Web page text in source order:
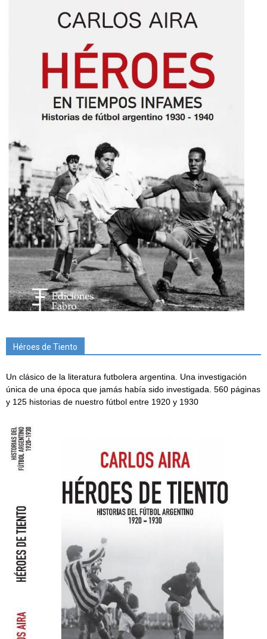
Héroes de Tiento
Un clásico de la literatura futbolera argentina. Una investigación
única de una época que jamás había sido investigada. 560 páginas
y 125 historias de nuestro fútbol entre 1920 y 1930